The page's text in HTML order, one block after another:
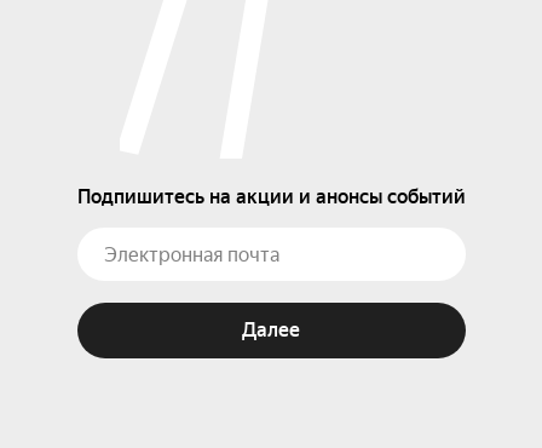
Подпишитесь на акции и анонсы событий
Далее